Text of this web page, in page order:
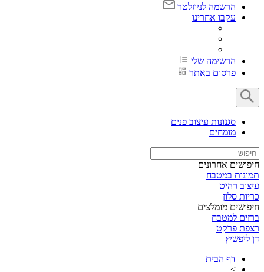
הרשמה לניוזלטר
עקבו אחרינו
הרשימה שלי
פרסום באתר
סגנונות עיצוב פנים
מומחים
חיפושים אחרונים
תמונות במטבח
עיצוב רהיט
כריות סלון
חיפושים מומלצים
ברזים למטבח
רצפת פרקט
דן ליפשיץ
דף הבית
>